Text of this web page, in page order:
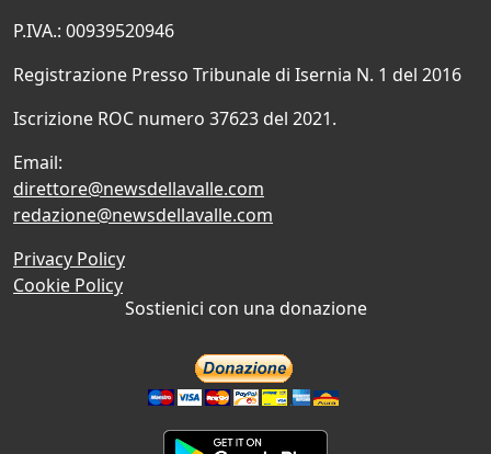
P.IVA.: 00939520946
Registrazione Presso Tribunale di Isernia N. 1 del 2016
Iscrizione ROC numero 37623 del 2021.
Email:
direttore@newsdellavalle.com
redazione@newsdellavalle.com
Privacy Policy
Cookie Policy
Sostienici con una donazione